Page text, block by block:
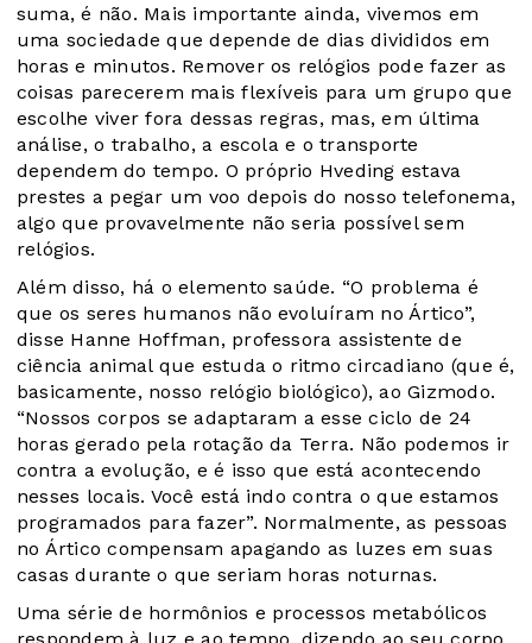
suma, é não. Mais importante ainda, vivemos em
uma sociedade que depende de dias divididos em
horas e minutos. Remover os relógios pode fazer as
coisas parecerem mais flexíveis para um grupo que
escolhe viver fora dessas regras, mas, em última
análise, o trabalho, a escola e o transporte
dependem do tempo. O próprio Hveding estava
prestes a pegar um voo depois do nosso telefonema,
algo que provavelmente não seria possível sem
relógios.
Além disso, há o elemento saúde. “O problema é
que os seres humanos não evoluíram no Ártico”,
disse Hanne Hoffman, professora assistente de
ciência animal que estuda o ritmo circadiano (que é,
basicamente, nosso relógio biológico), ao Gizmodo.
“Nossos corpos se adaptaram a esse ciclo de 24
horas gerado pela rotação da Terra. Não podemos ir
contra a evolução, e é isso que está acontecendo
nesses locais. Você está indo contra o que estamos
programados para fazer”. Normalmente, as pessoas
no Ártico compensam apagando as luzes em suas
casas durante o que seriam horas noturnas.
Uma série de hormônios e processos metabólicos